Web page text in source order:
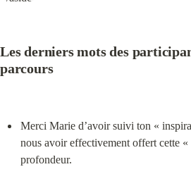
Les derniers mots des
parcours
Merci Marie d’avoir suivi ton «
nous avoir effectivement offert cette «
profondeur.